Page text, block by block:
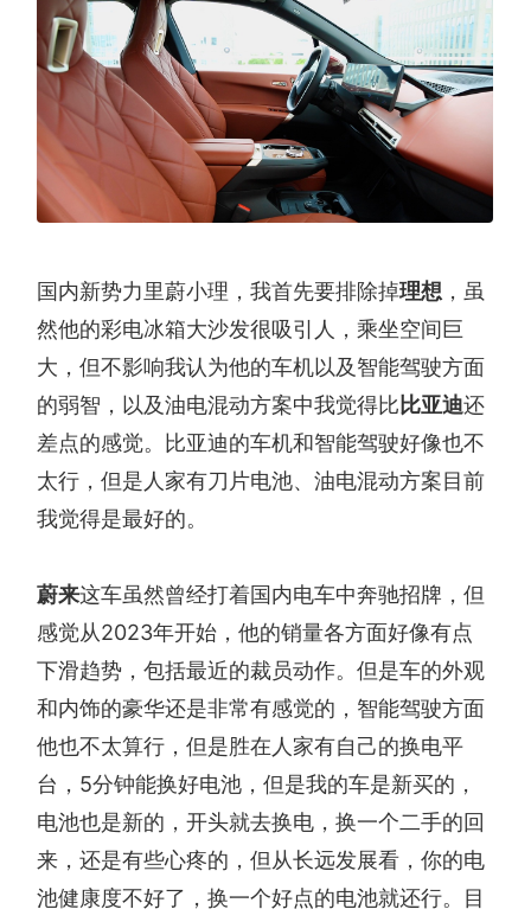
国内新势力里蔚小理，我首先要排除掉理想 ，虽
然他的彩电冰箱大沙发很吸引人，乘坐空间巨
大，但不影响我认为他的车机以及智能驾驶方面
的弱智，以及油电混动方案中我觉得比比亚迪还
差点的感觉。比亚迪的车机和智能驾驶好像也不
太行，但是人家有刀片电池、油电混动方案目前
我觉得是最好的。
蔚来这车虽然曾经打着国内电车中奔驰招牌，但
感觉从2023年开始，他的销量各方面好像有点
下滑趋势，包括最近的裁员动作。但是车的外观
和内饰的豪华还是非常有感觉的，智能驾驶方面
他也不太算行，但是胜在人家有自己的换电平
台，5分钟能换好电池，但是我的车是新买的，
电池也是新的，开头就去换电，换一个二手的回
来，还是有些心疼的，但从长远发展看，你的电
池健康度不好了，换一个好点的电池就还行。目